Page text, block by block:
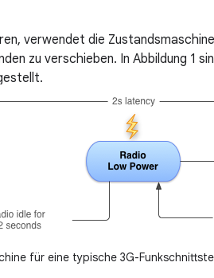
verwendet die
zu verschieben. In Abbildung 1
für eine typische 3G-